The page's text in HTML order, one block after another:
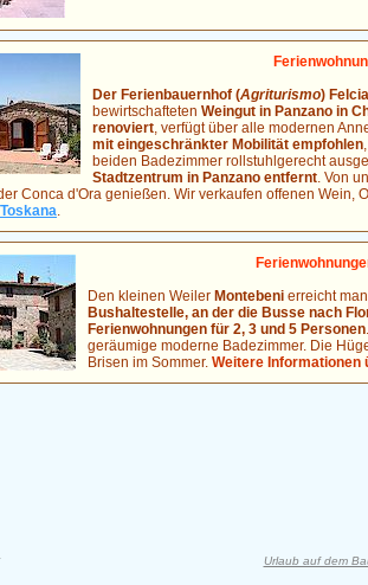
Der Ferienbauernhof (Agriturismo)
bewirtschafteten Weingut in Panzano in
renoviert, verfügt über alle modernen
mit eingeschränkter Mobilität empfohlen
beiden Badezimmer rollstuhlgerecht
Stadtzentrum in Panzano entfernt. Von
Conca d'Ora genießen. Wir verkaufen offenen Wein,
.
Den kleinen Weiler Montebeni erreicht
Bushaltestelle, an der die Busse nach
Ferienwohnungen für 2, 3 und 5 Personen
geräumige moderne Badezimmer. Die
Brisen im Sommer. Weitere Informationen
Urlaub auf dem